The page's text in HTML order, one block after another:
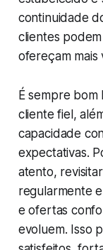
continuidade
clientes
ofereçam mais
É sempre bom
cliente fiel,
capacidade
expectativas.
atento,
regularmente
e ofertas
evoluem. Isso